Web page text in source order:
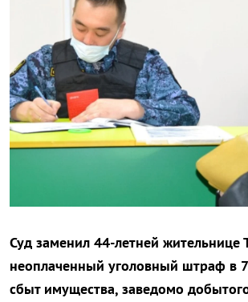
Суд заменил 44-летней жительнице
неоплаченный уголовный штраф в
сбыт имущества, заведомо